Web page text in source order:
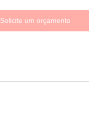
Solicite um orçamento